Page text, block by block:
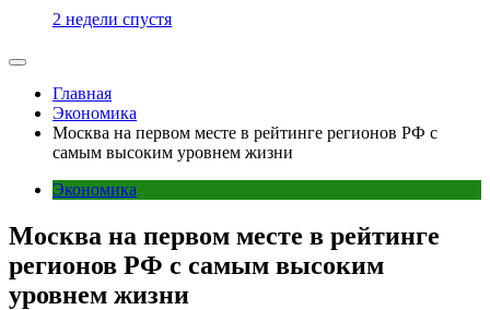
2 недели спустя
Главная
Экономика
Москва на первом месте в рейтинге регионов РФ с
самым высоким уровнем жизни
Экономика
Москва на первом месте в рейтинге
регионов РФ с самым высоким
уровнем жизни